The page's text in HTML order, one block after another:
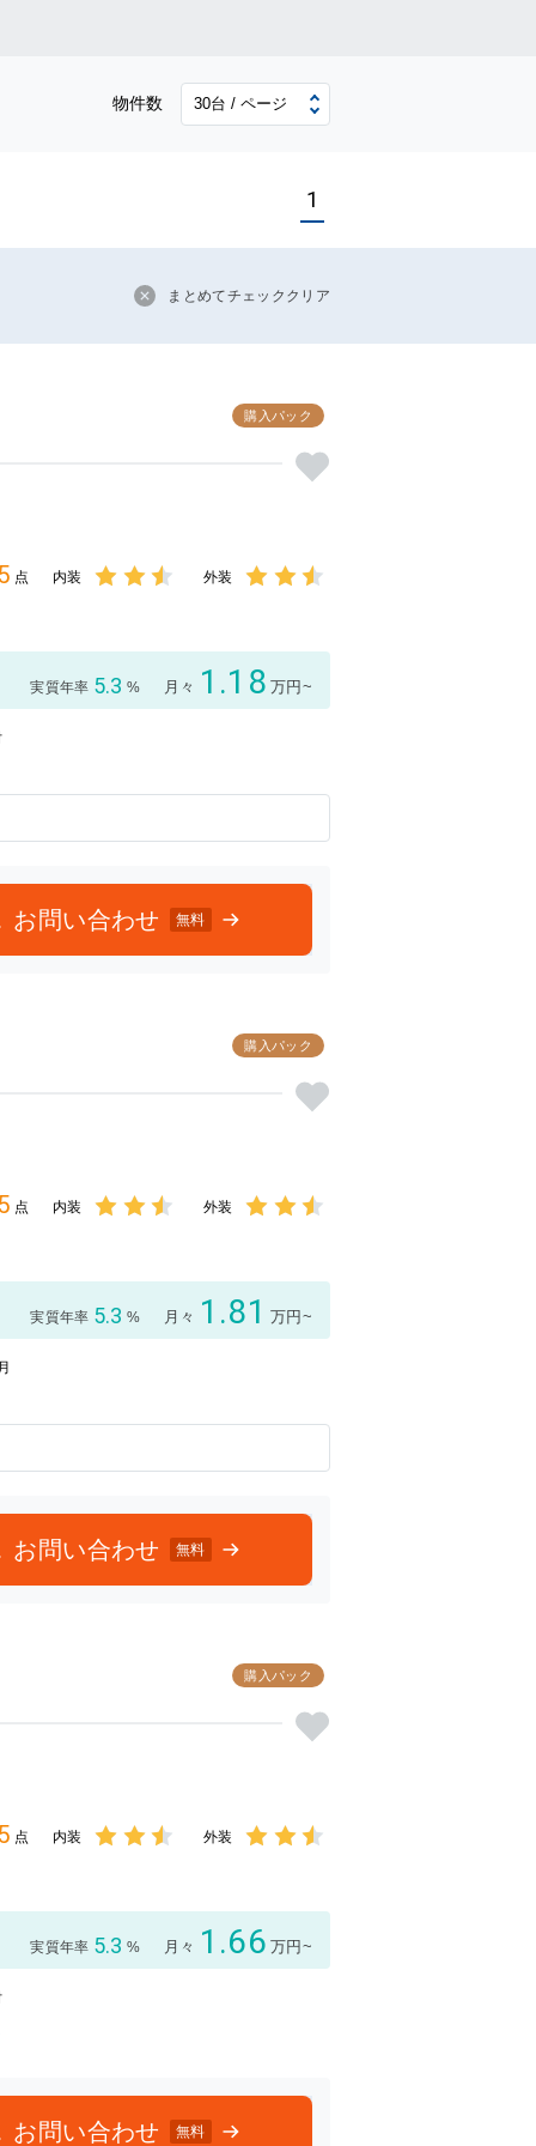
物件数
1
まとめてチェッククリア
購入パック
点 内装 外装
実質年率 5.3 % 月々 1.18 万円~
お問い合わせ 無料
購入パック
点 内装 外装
実質年率 5.3 % 月々 1.81 万円~
お問い合わせ 無料
購入パック
点 内装 外装
実質年率 5.3 % 月々 1.66 万円~
お問い合わせ 無料